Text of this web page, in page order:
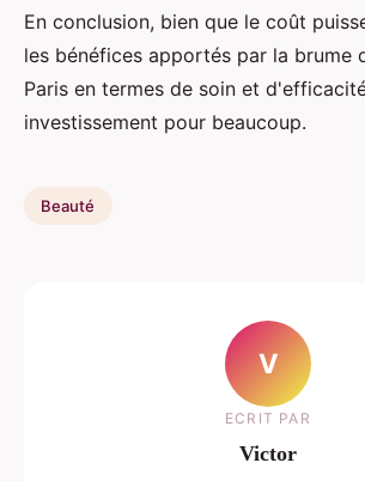
En conclusion, bien que le coût
les bénéfices apportés par la brume
Paris en termes de soin et
investissement pour beaucoup.
Beauté
V
ECRIT PAR
Victor